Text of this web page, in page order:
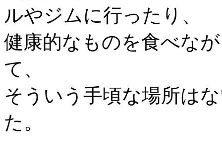
ルやジムに行ったり、
健康的なものを食べな
て、
そういう手頃な場所は
た。